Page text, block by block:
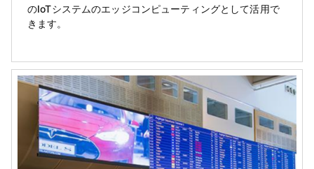
のIoTシステムのエッジコンピューティングとして活用で
きます。